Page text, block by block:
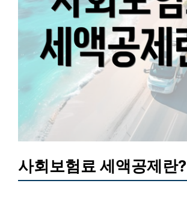
사회보험료 세액공제란?